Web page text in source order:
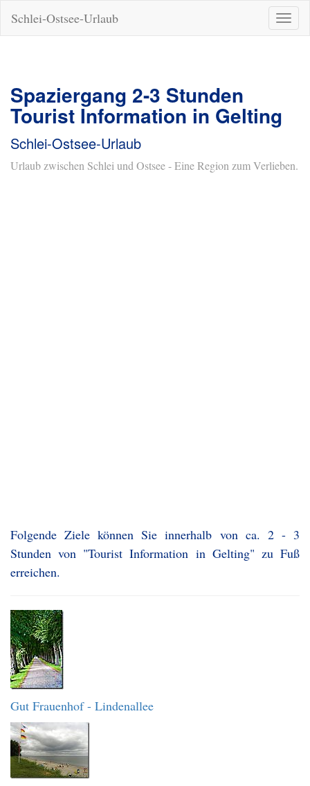
ein-/
Schlei-Ostsee-Urlaub
Spaziergang 2-3 Stunden
Tourist Information in Gelting
Schlei-Ostsee-Urlaub
Urlaub zwischen Schlei und Ostsee - Eine Region zum Verlieben.
Folgende Ziele können Sie innerhalb von ca. 2 - 3
Stunden von "Tourist Information in Gelting" zu Fuß
erreichen.
Gut Frauenhof - Lindenallee